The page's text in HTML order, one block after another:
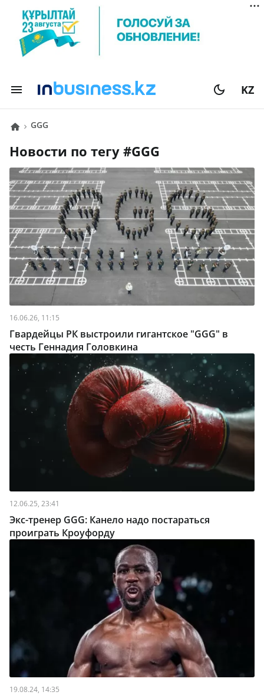
KZ
GGG
Новости по тегу # GGG
16.06.26, 11:15
Гвардейцы РК выстроили гигантское "GGG" в
честь Геннадия Головкина
12.06.25, 23:41
Экс-тренер GGG: Канело надо постараться
проиграть Кроуфорду
19.08.24, 14:35